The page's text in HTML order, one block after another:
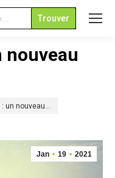
nouveau
un nouveau…
Jan 19 2021